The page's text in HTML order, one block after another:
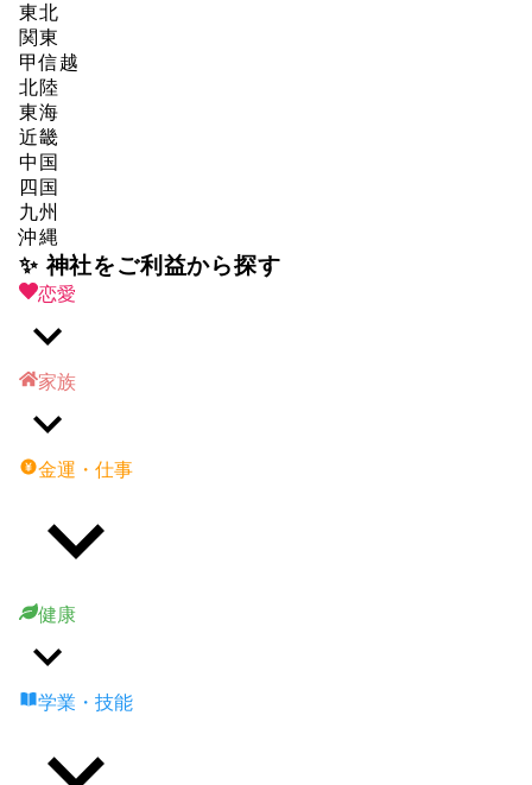
東北
関東
甲信越
北陸
東海
近畿
中国
四国
九州
沖縄
✨ 神社をご利益から探す
恋愛
家族
金運・仕事
健康
学業・技能